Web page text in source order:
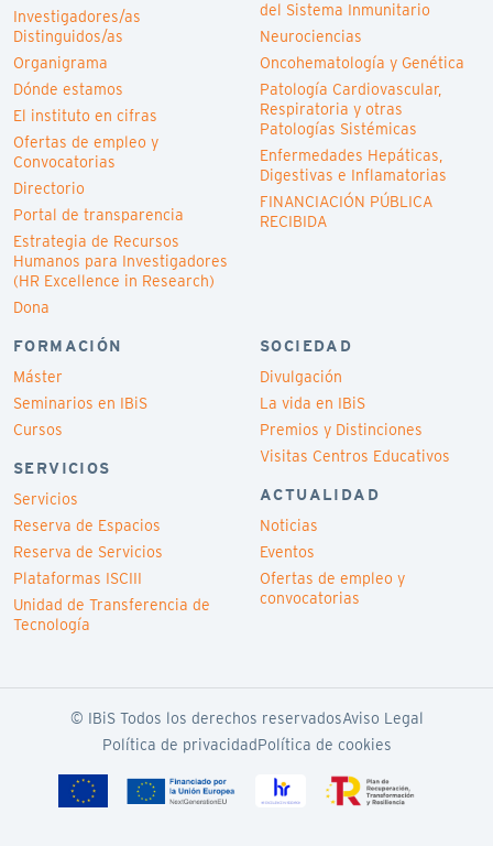
Investigadores/as
Distinguidos/as
Organigrama
Dónde estamos
El instituto en cifras
Ofertas de empleo y
Convocatorias
Directorio
Portal de transparencia
Estrategia de Recursos
Humanos para Investigadores
(HR Excellence in Research)
Dona
del Sistema Inmunitario
Neurociencias
Oncohematología y Genética
Patología Cardiovascular,
Respiratoria y otras
Patologías Sistémicas
Enfermedades Hepáticas,
Digestivas e Inflamatorias
FINANCIACIÓN PÚBLICA
RECIBIDA
FORMACIÓN
Máster
Seminarios en IBiS
Cursos
SERVICIOS
Servicios
Reserva de Espacios
Reserva de Servicios
Plataformas ISCIII
Unidad de Transferencia de
Tecnología
SOCIEDAD
Divulgación
La vida en IBiS
Premios y Distinciones
Visitas Centros Educativos
ACTUALIDAD
Noticias
Eventos
Ofertas de empleo y
convocatorias
© IBiS Todos los derechos reservadosAviso Legal
Política de privacidadPolítica de cookies